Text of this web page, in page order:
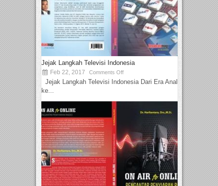
Jejak Langkah Televisi Indonesia
Feb 22, 2017 Comments Off
Jejak Langkah Televisi Indonesia Dari Era Analog
ke...